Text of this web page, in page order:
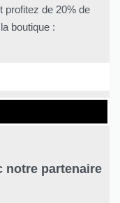
profitez de 20% de
boutique :
notre partenaire